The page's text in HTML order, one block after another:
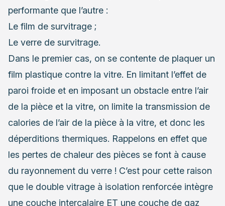
performante que l’autre :
Le film de survitrage ;
Le verre de survitrage.
Dans le premier cas, on se contente de plaquer un
film plastique contre la vitre. En limitant l’effet de
paroi froide et en imposant un obstacle entre l’air
de la pièce et la vitre, on limite la transmission de
calories de l’air de la pièce à la vitre, et donc les
déperditions thermiques. Rappelons en effet que
les pertes de chaleur des pièces se font à cause
du rayonnement du verre ! C’est pour cette raison
que le double vitrage à isolation renforcée intègre
une couche intercalaire ET une couche de gaz